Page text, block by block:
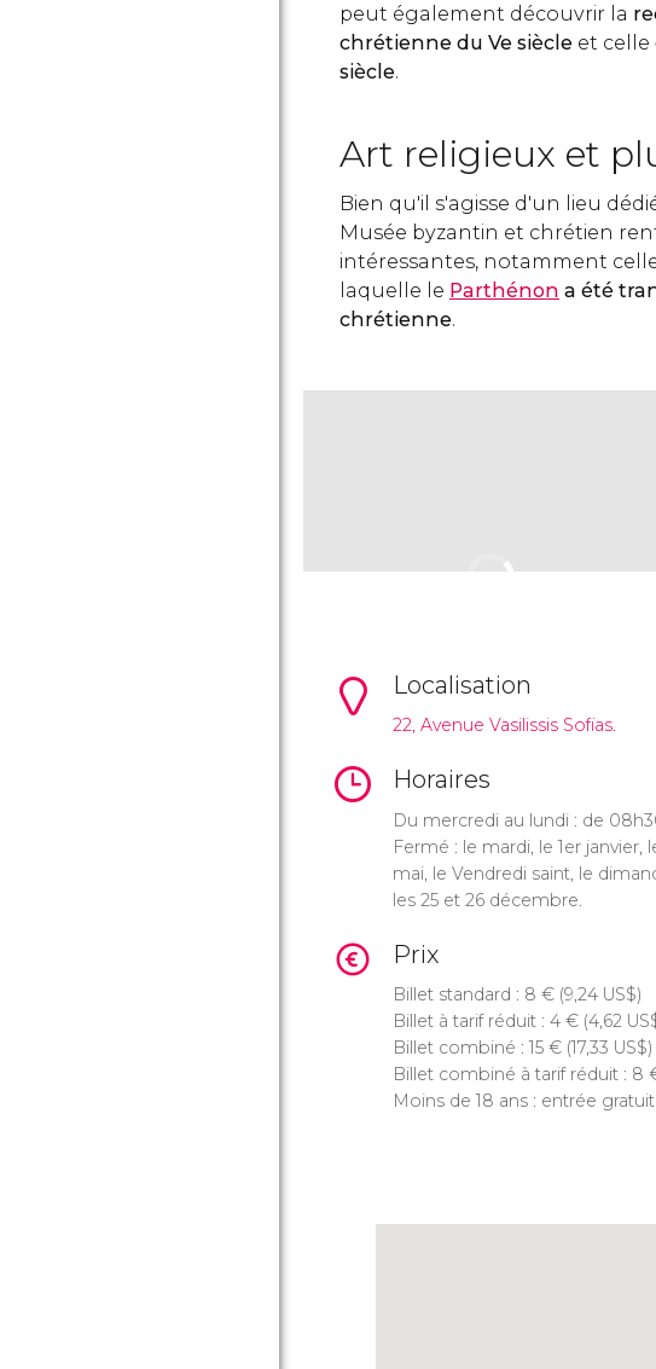
peut également découvrir la
chrétienne du Ve siècle et celle
siècle.
Art religieux et
Bien qu'il s'agisse d'un lieu
Musée byzantin et chrétien
intéressantes, notamment
laquelle le Parthénon a été
chrétienne.
Localisation
22, Avenue Vasilissis Sofias.
Horaires
Du mercredi au lundi : de
Fermé : le mardi, le 1er janvier,
mai, le Vendredi saint, le
les 25 et 26 décembre.
Prix
Billet standard : 8 € (9,24 US$)
Billet à tarif réduit : 4 € (4,62
Billet combiné : 15 € (17,33 US$)
Billet combiné à tarif réduit : 8
Moins de 18 ans : entrée